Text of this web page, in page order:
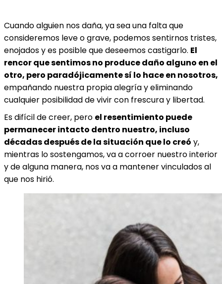
Cuando alguien nos daña, ya sea una falta que
consideremos leve o grave, podemos sentirnos tristes,
enojados y es posible que deseemos castigarlo. El
rencor que sentimos no produce daño alguno en el
otro, pero paradójicamente sí lo hace en nosotros,
empañando nuestra propia alegría y eliminando
cualquier posibilidad de vivir con frescura y libertad.
Es difícil de creer, pero el resentimiento puede
permanecer intacto dentro nuestro, incluso
décadas después de la situación que lo creó y,
mientras lo sostengamos, va a corroer nuestro interior
y de alguna manera, nos va a mantener vinculados al
que nos hirió.